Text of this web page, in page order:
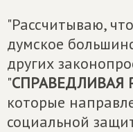
"Рассчитываю,
думское
других
"СПРАВЕДЛИВАЯ
которые
социальной